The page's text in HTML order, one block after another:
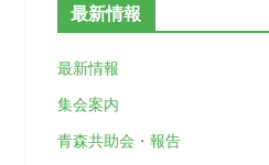
最新情報
最新情報
集会案内
青森共助会・報告